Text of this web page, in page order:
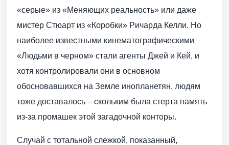
«серые» из «Меняющих реальность» или даже
мистер Стюарт из «Коробки» Ричарда Келли. Но
наиболее известными кинематографическими
«Людьми в черном» стали агенты Джей и Кей, и
хотя контролировали они в основном
обосновавшихся на Земле инопланетян, людям
тоже доставалось – скольким была стерта память
из-за промашек этой загадочной конторы.
Случай с тотальной слежкой, показанный,